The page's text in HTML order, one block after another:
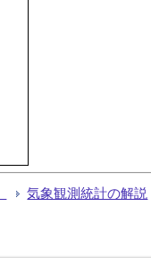
気象観測統計の解説